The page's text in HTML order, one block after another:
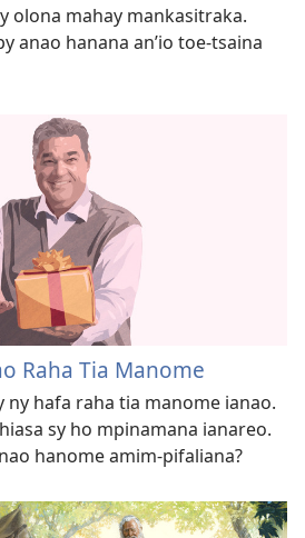
olona mahay mankasitraka.
anao hanana an’io toe-tsaina
Raha Tia Manome
ny hafa raha tia manome ianao.
sy ho mpinamana ianareo.
hanome amim-pifaliana?